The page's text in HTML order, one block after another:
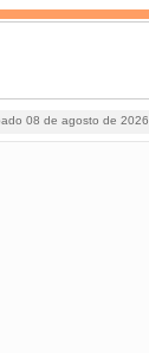
08 de agosto de 2026